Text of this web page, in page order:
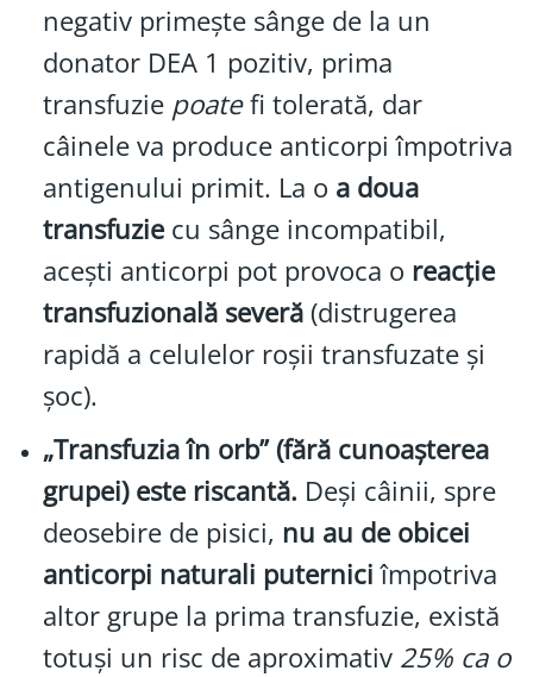
negativ primește sânge de la un
donator DEA 1 pozitiv, prima
transfuzie poatefi tolerată, dar
câinele va produce anticorpi împotriva
antigenului primit. La o a doua
transfuziecu sânge incompatibil,
acești anticorpi pot provoca o reacție
transfuzională severă(distrugerea
rapidă a celulelor roșii transfuzate și
șoc).
„Transfuzia în orb” (fără cunoașterea
grupei) este riscantă. Deși câinii, spre
deosebire de pisici, nu au de obicei
anticorpi naturali puterniciîmpotriva
altor grupe la prima transfuzie, există
totuși un risc de aproximativ 25% ca o